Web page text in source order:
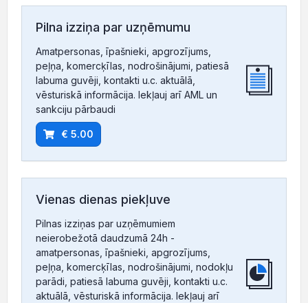
Pilna izziņa par uzņēmumu
Amatpersonas, īpašnieki, apgrozījums,
peļņa, komercķīlas, nodrošinājumi, patiesā
labuma guvēji, kontakti u.c. aktuālā,
vēsturiskā informācija. Iekļauj arī AML un
sankciju pārbaudi
€ 5.00
Vienas dienas piekļuve
Pilnas izziņas par uzņēmumiem
neierobežotā daudzumā 24h -
amatpersonas, īpašnieki, apgrozījums,
peļņa, komercķīlas, nodrošinājumi, nodokļu
parādi, patiesā labuma guvēji, kontakti u.c.
aktuālā, vēsturiskā informācija. Iekļauj arī